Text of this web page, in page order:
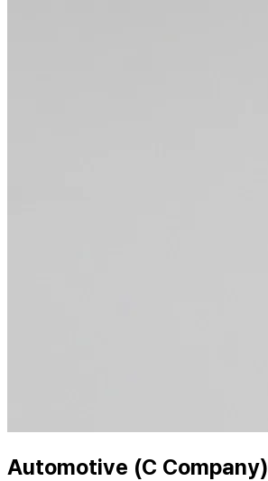
Automotive (C Company)